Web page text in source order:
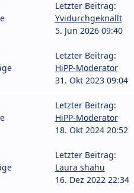
Letzter Beitrag:
Yvidurchgeknallt
5. Jun 2026 09:40
Letzter Beitrag:
HiPP-Moderator
31. Okt 2023 09:04
Letzter Beitrag:
HiPP-Moderator
18. Okt 2024 20:52
Letzter Beitrag:
Laura shahu
16. Dez 2022 22:34